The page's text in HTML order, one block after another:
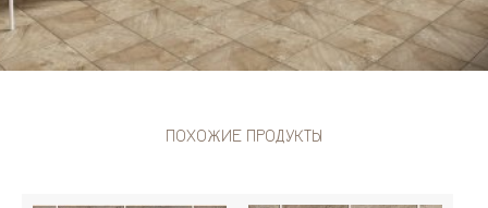
ПОХОЖИЕ ПРОДУКТЫ